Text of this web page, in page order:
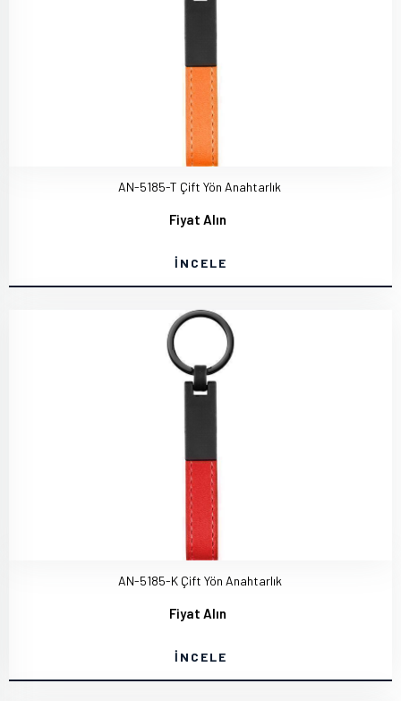
AN-5185-T Çift Yön Anahtarlık
Fiyat Alın
İNCELE
AN-5185-K Çift Yön Anahtarlık
Fiyat Alın
İNCELE